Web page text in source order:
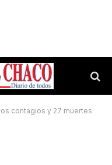
contagios y 27 muertes